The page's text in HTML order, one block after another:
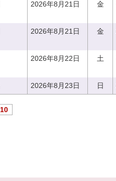
2026年8月21日 金
2026年8月21日 金
2026年8月22日 土
2026年8月23日 日
10